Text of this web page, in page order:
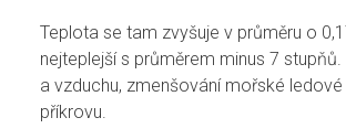
Teplota se tam zvyšuje v průměru o
nejteplejší s průměrem minus 7
a vzduchu, zmenšování mořské
příkrovu.